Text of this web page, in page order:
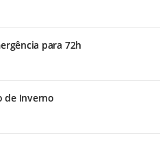
para 72h
de Inverno